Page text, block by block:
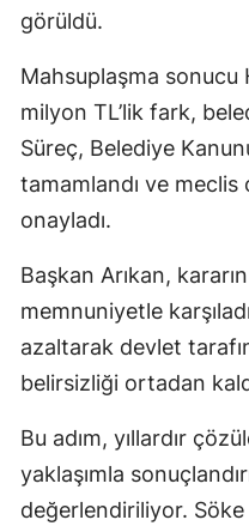
görüldü.
Mahsuplaşma sonucu
milyon TL’lik fark,
Süreç, Belediye
tamamlandı ve meclis
onayladı.
Başkan Arıkan,
memnuniyetle
azaltarak devlet
belirsizliği ortadan
Bu adım, yıllardır
yaklaşımla
değerlendiriliyor.